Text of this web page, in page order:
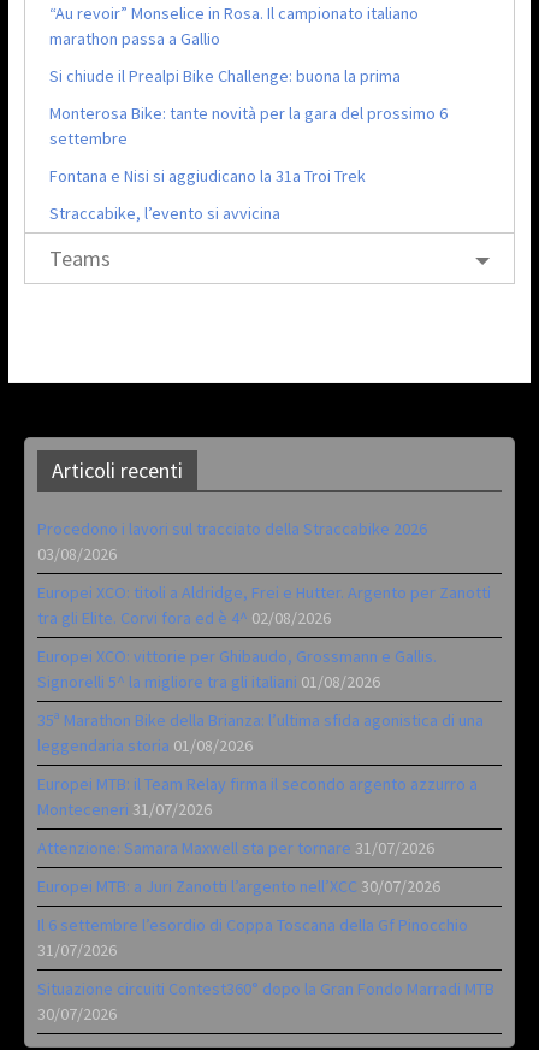
“Au revoir” Monselice in Rosa. Il campionato italiano
marathon passa a Gallio
Si chiude il Prealpi Bike Challenge: buona la prima
Monterosa Bike: tante novità per la gara del prossimo 6
settembre
Fontana e Nisi si aggiudicano la 31a Troi Trek
Straccabike, l’evento si avvicina
Teams
Articoli recenti
Procedono i lavori sul tracciato della Straccabike 2026
03/08/2026
Europei XCO: titoli a Aldridge, Frei e Hutter. Argento per Zanotti
tra gli Elite. Corvi fora ed è 4^ 02/08/2026
Europei XCO: vittorie per Ghibaudo, Grossmann e Gallis.
Signorelli 5^ la migliore tra gli italiani 01/08/2026
35ª Marathon Bike della Brianza: l’ultima sfida agonistica di una
leggendaria storia 01/08/2026
Europei MTB: il Team Relay firma il secondo argento azzurro a
Monteceneri 31/07/2026
Attenzione: Samara Maxwell sta per tornare 31/07/2026
Europei MTB: a Juri Zanotti l’argento nell’XCC 30/07/2026
Il 6 settembre l’esordio di Coppa Toscana della Gf Pinocchio
31/07/2026
Situazione circuiti Contest360° dopo la Gran Fondo Marradi MTB
30/07/2026